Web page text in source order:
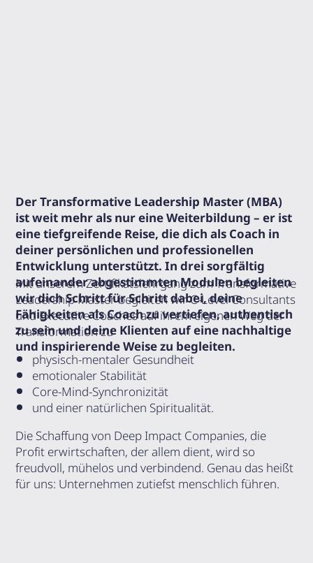
Der Transformative Leadership Master (MBA)
ist weit mehr als nur eine Weiterbildung – er ist
eine tiefgreifende Reise, die dich als Coach in
deiner persönlichen und professionellen
Entwicklung unterstützt. In drei sorgfältig
aufeinander abgestimmten Modulen begleiten
wir dich Schritt für Schritt dabei, deine
Fähigkeiten als Coach zu vertiefen, authentisch
zu sein und deine Klienten auf eine nachhaltige
und inspirierende Weise zu begleiten.
Mit unserem Zertifikatslehrgang zum Transformative
Leadership Master begleiten wir C-Level Consultants
und Executive Coaches auf ihrem eigenen Weg der
Transformation zu
physisch-mentaler Gesundheit
emotionaler Stabilität
Core-Mind-Synchronizität
und einer natürlichen Spiritualität.
Die Schaffung von Deep Impact Companies, die
Profit erwirtschaften, der allem dient, wird so
freudvoll, mühelos und verbindend. Genau das heißt
für uns: Unternehmen zutiefst menschlich führen.